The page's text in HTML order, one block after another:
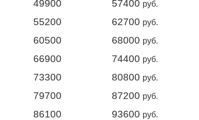
49900 57400 руб.
55200 62700 руб.
60500 68000 руб.
66900 74400 руб.
73300 80800 руб.
79700 87200 руб.
86100 93600 руб.